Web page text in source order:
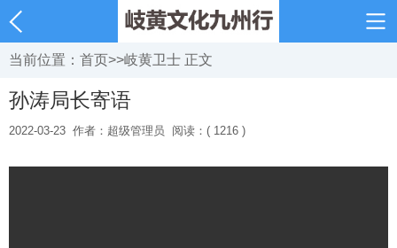
当前位置： 首页>>岐黄卫士 正文
孙涛局长寄语
2022-03-23 作者：超级管理员 阅读：( 1216 )